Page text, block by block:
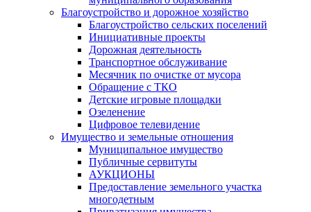
Благоустройство и дорожное хозяйство
Благоустройство сельских поселений
Инициативные проекты
Дорожная деятельность
Транспортное обслуживание
Месячник по очистке от мусора
Обращение с ТКО
Детские игровые площадки
Озеленение
Цифровое телевидение
Имущество и земельные отношения
Муниципальное имущество
Публичные сервитуты
АУКЦИОНЫ
Предоставление земельного участка
многодетным